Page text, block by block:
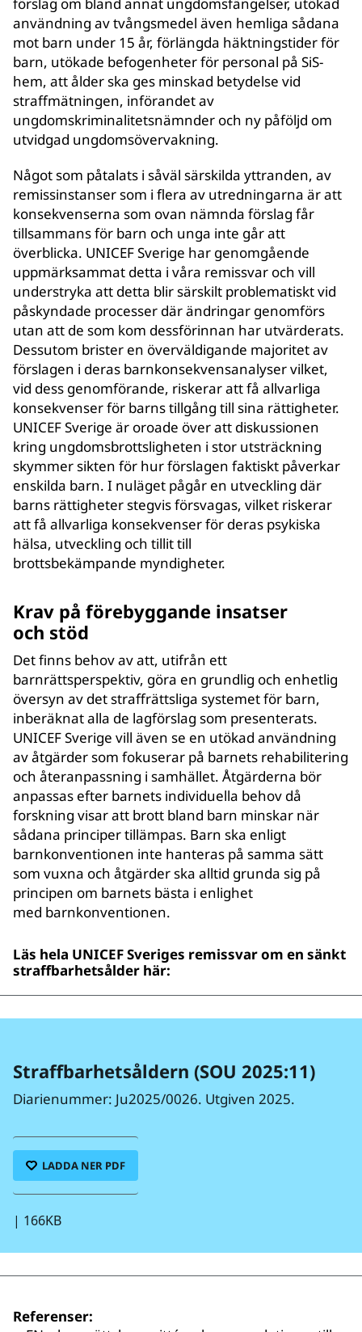
användning av tvångsmedel även hemliga sådana
mot barn under 15 år, förlängda häktningstider för
barn, utökade befogenheter för personal på SiS-
hem, att ålder ska ges minskad betydelse vid
straffmätningen, införandet av
ungdomskriminalitetsnämnder och ny påföljd om
utvidgad ungdomsövervakning.
Något som påtalats i såväl särskilda yttranden, av
remissinstanser som i flera av utredningarna är att
konsekvenserna som ovan nämnda förslag får
tillsammans för barn och unga inte går att
överblicka. UNICEF Sverige har genomgående
uppmärksammat detta i våra remissvar och vill
understryka att detta blir särskilt problematiskt vid
påskyndade processer där ändringar genomförs
utan att de som kom dessförinnan har utvärderats.
Dessutom brister en överväldigande majoritet av
förslagen i deras barnkonsekvensanalyser vilket,
vid dess genomförande, riskerar att få allvarliga
konsekvenser för barns tillgång till sina rättigheter.
UNICEF Sverige är oroade över att diskussionen
kring ungdomsbrottsligheten i stor utsträckning
skymmer sikten för hur förslagen faktiskt påverkar
enskilda barn. I nuläget pågår en utveckling där
barns rättigheter stegvis försvagas, vilket riskerar
att få allvarliga konsekvenser för deras psykiska
hälsa, utveckling och tillit till
brottsbekämpande myndigheter.
Krav på förebyggande insatser
och stöd
Det finns behov av att, utifrån ett
barnrättsperspektiv, göra en grundlig och enhetlig
översyn av det straffrättsliga systemet för barn,
inberäknat alla de lagförslag som presenterats.
UNICEF Sverige vill även se en utökad användning
av åtgärder som fokuserar på barnets rehabilitering
och återanpassning i samhället. Åtgärderna bör
anpassas efter barnets individuella behov då
forskning visar att brott bland barn minskar när
sådana principer tillämpas. Barn ska enligt
barnkonventionen inte hanteras på samma sätt
som vuxna och åtgärder ska alltid grunda sig på
principen om barnets bästa i enlighet
med barnkonventionen.
Läs hela UNICEF Sveriges remissvar om en sänkt
straffbarhetsålder här:
Straffbarhetsåldern (SOU 2025:11)
Diarienummer: Ju2025/0026. Utgiven 2025.
LADDA NER PDF
| 166KB
Referenser: